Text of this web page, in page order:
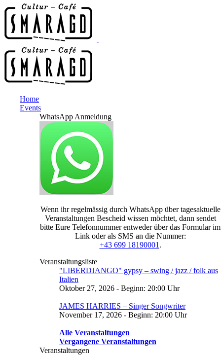
Home
Events
WhatsApp Anmeldung
Wenn ihr regelmässig durch WhatsApp über tagesaktuelle
Veranstaltungen Bescheid wissen möchtet, dann sendet
bitte Eure Telefonnummer entweder über das Formular im
Link oder als SMS an die Nummer:
+43 699 18190001 .
Veranstaltungsliste
"LIBERDJANGO" gypsy – swing / jazz / folk aus
Italien
Oktober 27, 2026 - Beginn: 20:00 Uhr
JAMES HARRIES – Singer Songwriter
November 17, 2026 - Beginn: 20:00 Uhr
Alle Veranstaltungen
Vergangene Veranstaltungen
Veranstaltungen